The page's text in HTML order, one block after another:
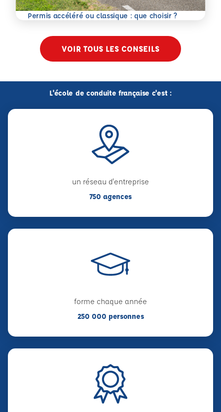
Permis accéléré ou classique : que choisir ?
En savoir plus
VOIR TOUS LES CONSEILS
L'école de conduite française c'est :
un réseau d'entreprise
750 agences
forme chaque année
250 000 personnes